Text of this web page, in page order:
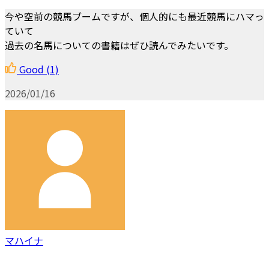
今や空前の競馬ブームですが、個人的にも最近競馬にハマっ
ていて
過去の名馬についての書籍はぜひ読んでみたいです。
Good (1)
2026/01/16
マハイナ